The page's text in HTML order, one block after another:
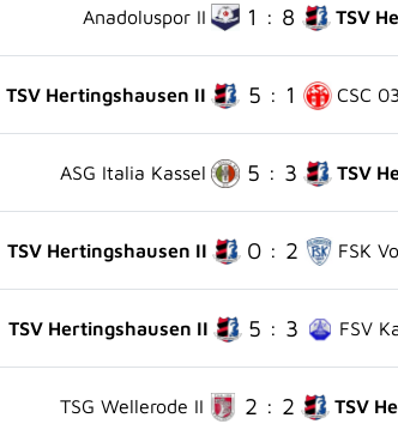
Anadoluspor II 1 : 8 TSV
TSV Hertingshausen II 5 : 1 CSC
ASG Italia Kassel 5 : 3 TSV
TSV Hertingshausen II 0 : 2 FSK
TSV Hertingshausen II 5 : 3 FSV
TSG Wellerode II 2 : 2 TSV